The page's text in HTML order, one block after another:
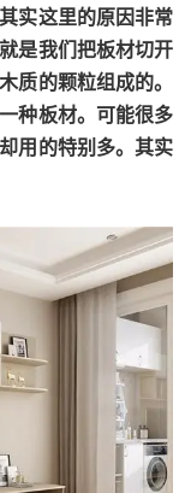
实这里的原因非常
是我们把板材切开
质的颗粒组成的。
种板材。可能很多
用的特别多。其实